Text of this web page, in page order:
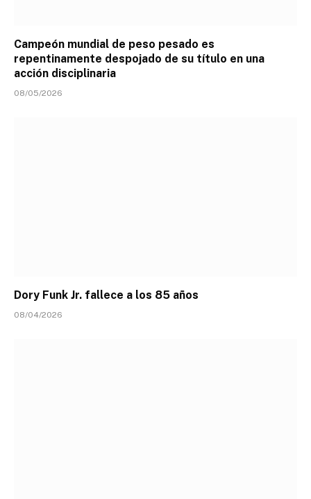
Campeón mundial de peso pesado es
repentinamente despojado de su título en una
acción disciplinaria
08/05/2026
Dory Funk Jr. fallece a los 85 años
08/04/2026